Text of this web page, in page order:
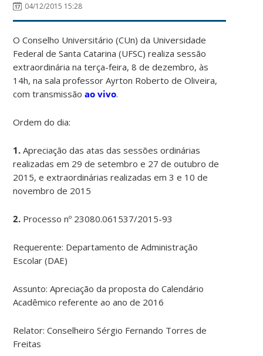
04/12/2015 15:28
O Conselho Universitário (CUn) da Universidade
Federal de Santa Catarina (UFSC) realiza sessão
extraordinária na terça-feira, 8 de dezembro, às
14h, na sala professor Ayrton Roberto de Oliveira,
com transmissãoao vivo.
Ordem do dia:
1. Apreciação das atas das sessões ordinárias
realizadas em 29 de setembro e 27 de outubro de
2015, e extraordinárias realizadas em 3 e 10 de
novembro de 2015
2. Processo nº 23080.061537/2015-93
Requerente: Departamento de Administração
Escolar (DAE)
Assunto: Apreciação da proposta do Calendário
Acadêmico referente ao ano de 2016
Relator: Conselheiro Sérgio Fernando Torres de
Freitas